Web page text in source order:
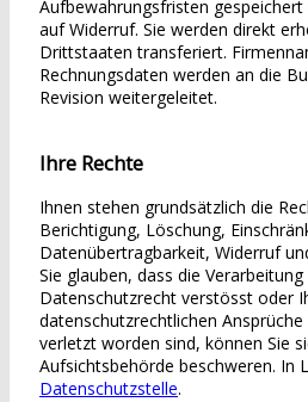
Aufbewahrungsfristen
auf Widerruf. Sie werden direkt
Drittstaaten transferiert.
Rechnungsdaten werden an die
Revision weitergeleitet.
Ihre Rechte
Ihnen stehen grundsätzlich die
Berichtigung, Löschung,
Datenübertragbarkeit, Widerruf
Sie glauben, dass die
Datenschutzrecht verstösst oder
datenschutzrechtlichen
verletzt worden sind, können Sie
Aufsichtsbehörde beschweren. In
Datenschutzstelle.